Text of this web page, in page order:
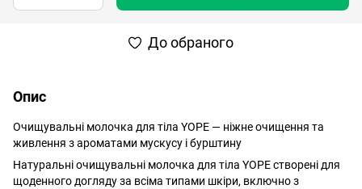
До обраного
Опис
Очищувальні молочка для тіла YOPE — ніжне очищення та
живлення з ароматами мускусу і бурштину
Натуральні очищувальні молочка для тіла YOPE створені для
щоденного догляду за всіма типами шкіри, включно з